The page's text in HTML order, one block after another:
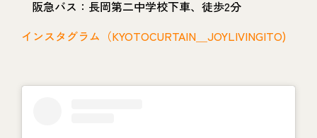
阪急バス：長岡第二中学校下車、徒歩2分
インスタグラム（KYOTOCURTAIN＿JOYLIVINGITO)